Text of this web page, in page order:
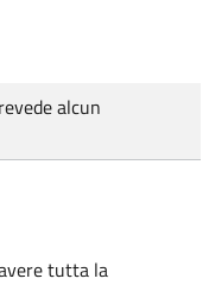
alcun
tutta la